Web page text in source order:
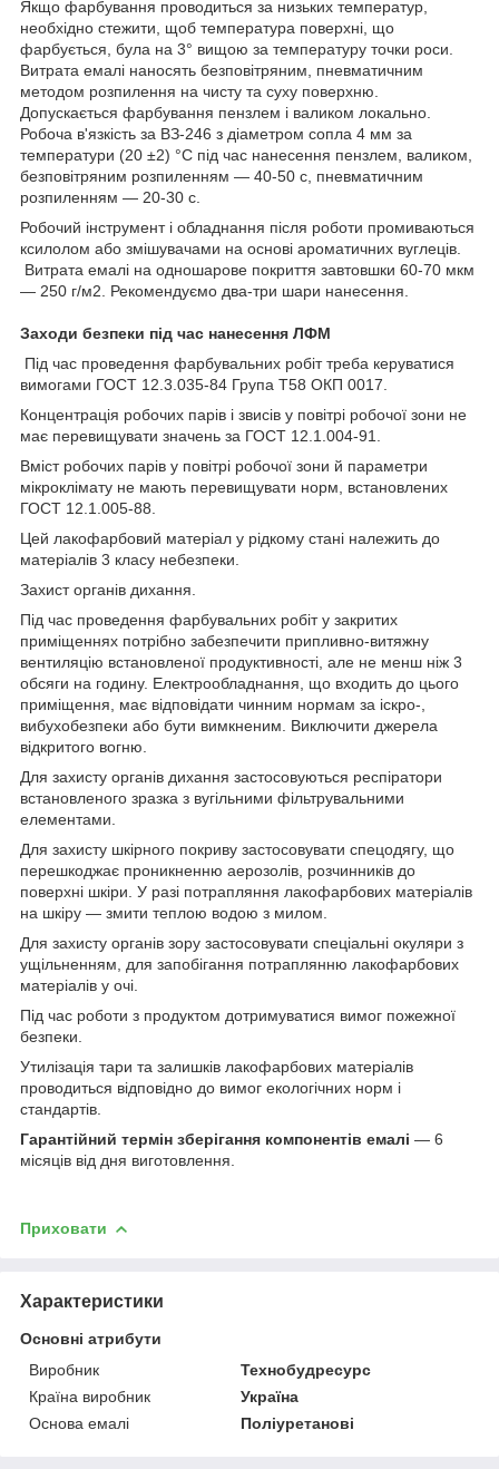
Якщо фарбування проводиться за низьких температур,
необхідно стежити, щоб температура поверхні, що
фарбується, була на 3° вищою за температуру точки роси.
Витрата емалі наносять безповітряним, пневматичним
методом розпилення на чисту та суху поверхню.
Допускається фарбування пензлем і валиком локально.
Робоча в'язкість за ВЗ-246 з діаметром сопла 4 мм за
температури (20 ±2) °C під час нанесення пензлем, валиком,
безповітряним розпиленням — 40-50 с, пневматичним
розпиленням — 20-30 с.
Робочий інструмент і обладнання після роботи промиваються
ксилолом або змішувачами на основі ароматичних вуглеців.
Витрата емалі на одношарове покриття завтовшки 60-70 мкм
— 250 г/м2. Рекомендуємо два-три шари нанесення.
Заходи безпеки під час нанесення ЛФМ
Під час проведення фарбувальних робіт треба керуватися
вимогами ГОСТ 12.3.035-84 Група Т58 ОКП 0017.
Концентрація робочих парів і звисів у повітрі робочої зони не
має перевищувати значень за ГОСТ 12.1.004-91.
Вміст робочих парів у повітрі робочої зони й параметри
мікроклімату не мають перевищувати норм, встановлених
ГОСТ 12.1.005-88.
Цей лакофарбовий матеріал у рідкому стані належить до
матеріалів 3 класу небезпеки.
Захист органів дихання.
Під час проведення фарбувальних робіт у закритих
приміщеннях потрібно забезпечити припливно-витяжну
вентиляцію встановленої продуктивності, але не менш ніж 3
обсяги на годину. Електрообладнання, що входить до цього
приміщення, має відповідати чинним нормам за іскро-,
вибухобезпеки або бути вимкненим. Виключити джерела
відкритого вогню.
Для захисту органів дихання застосовуються респіратори
встановленого зразка з вугільними фільтрувальними
елементами.
Для захисту шкірного покриву застосовувати спецодягу, що
перешкоджає проникненню аерозолів, розчинників до
поверхні шкіри. У разі потрапляння лакофарбових матеріалів
на шкіру — змити теплою водою з милом.
Для захисту органів зору застосовувати спеціальні окуляри з
ущільненням, для запобігання потраплянню лакофарбових
матеріалів у очі.
Під час роботи з продуктом дотримуватися вимог пожежної
безпеки.
Утилізація тари та залишків лакофарбових матеріалів
проводиться відповідно до вимог екологічних норм і
стандартів.
Гарантійний термін зберігання компонентів емалі — 6
місяців від дня виготовлення.
Приховати
Характеристики
Основні атрибути
Виробник
Технобудресурс
Країна виробник
Україна
Основа емалі
Поліуретанові